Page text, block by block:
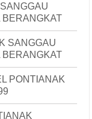
BERANGKAT
SANGGAU
BERANGKAT
PONTIANAK